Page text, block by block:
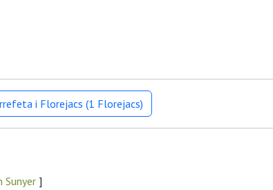
i Florejacs (1 Florejacs)
Sunyer ]